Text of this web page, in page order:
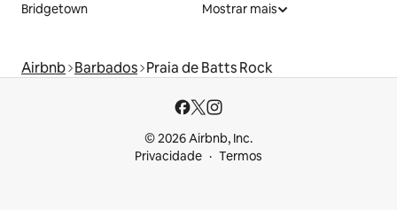
Bridgetown Mostrar mais
Airbnb Barbados Praia de Batts Rock
© 2026 Airbnb, Inc.
Privacidade
Termos